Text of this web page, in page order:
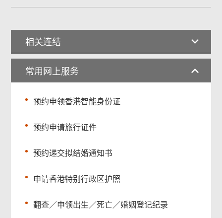
相关连结
常用网上服务
预约申领香港智能身份证
预约申请旅行证件
预约递交拟结婚通知书
申请香港特别行政区护照
翻查／申领出生／死亡／婚姻登记纪录